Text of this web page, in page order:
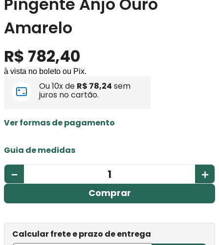
Amarelo
R$ 782,40
à vista no boleto ou Pix.
Ou10x de R$ 78,24 sem
juros no cartão.
Ver formas de pagamento
Guia de medidas
＋
－
Comprar